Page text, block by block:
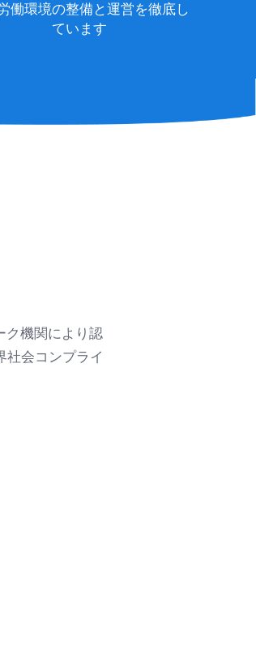
働環境の整備と運営を徹底し
ています
ク機関により認
社会コンプライ